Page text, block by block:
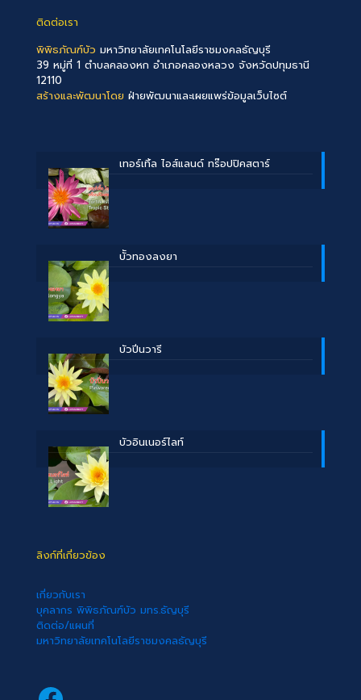
ติดต่อเรา
พิพิธภัณฑ์บัว มหาวิทยาลัยเทคโนโลยีราชมงคลธัญบุรี
39 หมู่ที่ 1 ตำบลคลองหก อำเภอคลองหลวง จังหวัดปทุมธานี
12110
สร้างและพัฒนาโดย ฝ่ายพัฒนาและเผยแพร่ข้อมูลเว็บไซต์
เทอร์เทิ้ล ไอส์แลนด์ ทร๊อปปิคสตาร์
บััวทองลงยา
บัวปิ่นวารี
บัวอินเนอร์ไลท์
ลิงก์ที่เกี่ยวข้อง
เกี่ยวกับเรา
บุคลากร พิพิธภัณฑ์บัว มทร.ธัญบุรี
ติดต่อ/แผนที่
มหาวิทยาลัยเทคโนโลยีราชมงคลธัญบุรี